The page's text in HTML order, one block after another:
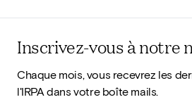
Inscrivez-vous à notre
Chaque mois, vous recevrez les
l'IRPA dans votre boîte mails.